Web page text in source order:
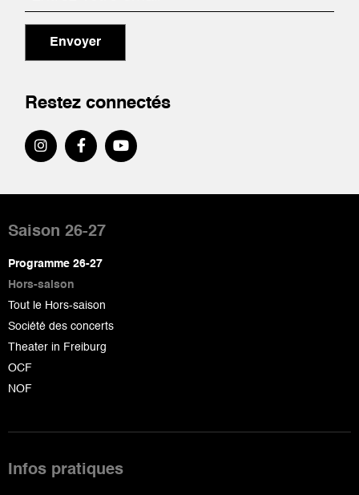
Envoyer
Restez connectés
de
page
Saison 26-27
Programme 26-27
Hors-saison
Tout le Hors-saison
Société des concerts
Theater in Freiburg
OCF
NOF
Infos pratiques